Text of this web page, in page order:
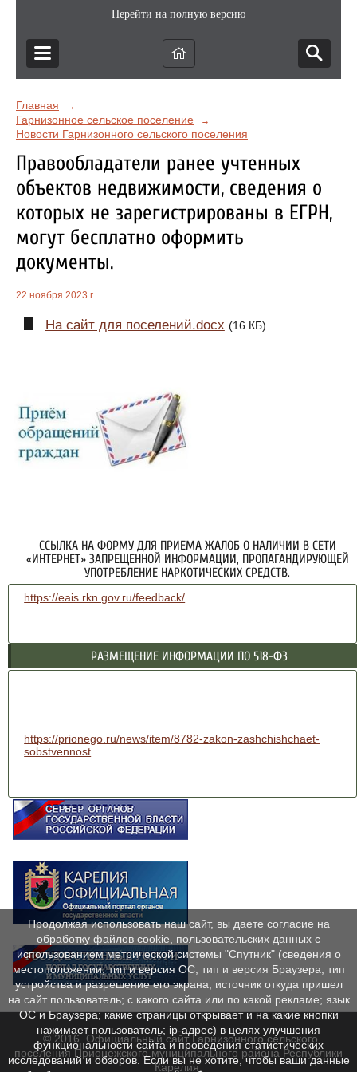
Перейти на полную версию
Главная →
Гарнизонное сельское поселение →
Новости Гарнизонного сельского поселения
Правообладатели ранее учтенных
объектов недвижимости, сведения о
которых не зарегистрированы в ЕГРН,
могут бесплатно оформить
документы.
22 ноября 2023 г.
На сайт для поселений.docx (16 КБ)
ССЫЛКА НА ФОРМУ ДЛЯ ПРИЕМА ЖАЛОБ О НАЛИЧИИ В СЕТИ
«ИНТЕРНЕТ» ЗАПРЕЩЕННОЙ ИНФОРМАЦИИ, ПРОПАГАНДИРУЮЩЕЙ
УПОТРЕБЛЕНИЕ НАРКОТИЧЕСКИХ СРЕДСТВ.
https://eais.rkn.gov.ru/feedback/
РАЗМЕЩЕНИЕ ИНФОРМАЦИИ ПО 518-ФЗ
https://prionego.ru/news/item/8782-zakon-zashchishchaet-
sobstvennost
© 2016. Официальный сайт Гарнизонного сельского
поселения Прионежского муниципального района Республики
Карелия.
Продолжая использовать наш сайт, вы даете согласие на
обработку файлов cookie, пользовательских данных с
использованием метрической системы "Спутник" (сведения о
местоположении; тип и версия ОС; тип и версия Браузера; тип
устройства и разрешение его экрана; источник откуда пришел
на сайт пользователь; с какого сайта или по какой рекламе; язык
ОС и Браузера; какие страницы открывает и на какие кнопки
нажимает пользователь; ip-адрес) в целях улучшения
функциональности сайта и проведения статистических
исследований и обзоров. Если вы не хотите, чтобы ваши данные